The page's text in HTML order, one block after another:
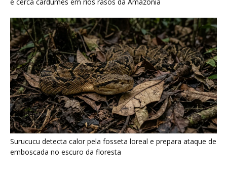
Últimas noticias
Florestas tropicais podem esconder US$ 1,2 tri
em remédios
8 de agosto de 2026
Peixe-boi-marinho volta ao risco máximo de
extinção no Brasil
8 de agosto de 2026